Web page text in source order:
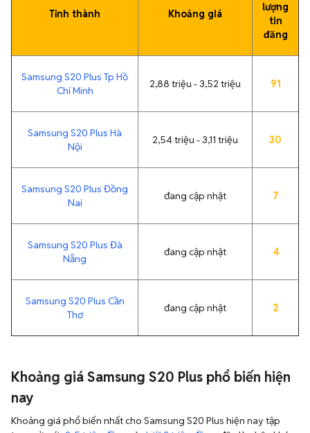
Tỉnh thành Khoảng giá
lượng
tin
đăng
Samsung S20 Plus Tp Hồ
Chí Minh
2,88 triệu - 3,52 triệu 91
Samsung S20 Plus Hà
Nội
2,54 triệu - 3,11 triệu 30
Samsung S20 Plus Đồng
Nai
đang cập nhật 7
Samsung S20 Plus Đà
Nẵng
đang cập nhật 4
Samsung S20 Plus Cần
Thơ
đang cập nhật 2
Khoảng giá Samsung S20 Plus phổ biến hiện
nay
Khoảng giá phổ biến nhất cho Samsung S20 Plus hiện nay tập